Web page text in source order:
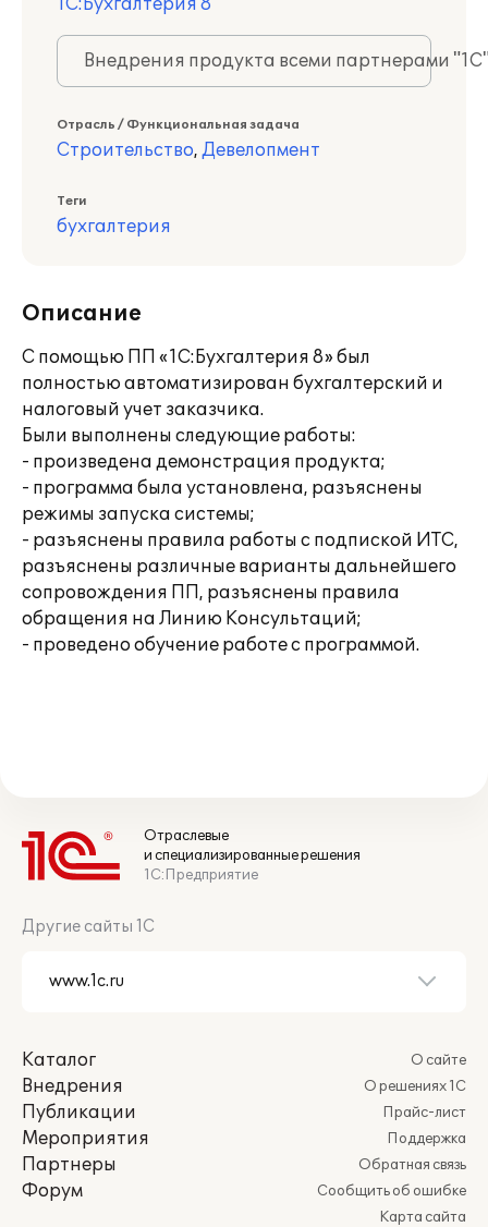
1С:Бухгалтерия 8
Внедрения продукта всеми партнерами
Отрасль / Функциональная задача
Строительство, Девелопмент
Теги
бухгалтерия
Описание
С помощью ПП «1С:Бухгалтерия 8» был
полностью автоматизирован бухгалтерский и
налоговый учет заказчика.
Были выполнены следующие работы:
- произведена демонстрация продукта;
- программа была установлена, разъяснены
режимы запуска системы;
- разъяснены правила работы с подпиской ИТС,
разъяснены различные варианты дальнейшего
сопровождения ПП, разъяснены правила
обращения на Линию Консультаций;
- проведено обучение работе с программой.
Отраслевые
и специализированные решения
1С:Предприятие
Другие сайты 1С
Каталог
Внедрения
Публикации
Мероприятия
Партнеры
Форум
О сайте
О решениях 1С
Прайс-лист
Поддержка
Обратная связь
Сообщить об ошибке
Карта сайта